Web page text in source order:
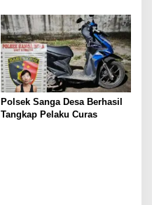
ke-XV Sumatera Selatan
Tahun 2025
Polsek Sanga Desa Berhasil
Tangkap Pelaku Curas